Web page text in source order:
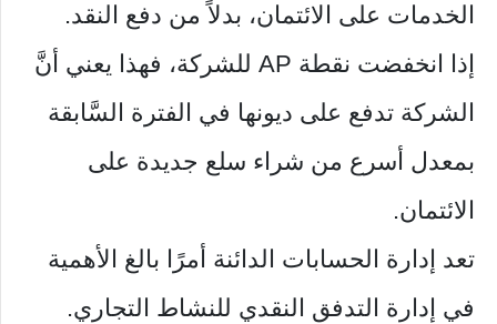
الخدمات على الائتمان، بدلاً من دفع النقد.
إذا انخفضت نقطة AP للشركة، فهذا يعني أنَّ
الشركة تدفع على ديونها في الفترة السَّابقة
بمعدل أسرع من شراء سلع جديدة على
الائتمان.
تعد إدارة الحسابات الدائنة أمرًا بالغ الأهمية
في إدارة التدفق النقدي للنشاط التجاري.